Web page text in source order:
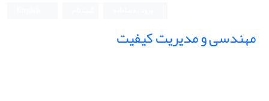
مهندسی و مدیریت کیفیت